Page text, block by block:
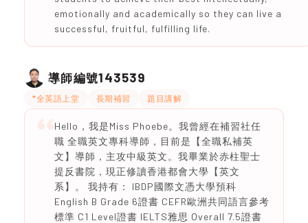
emotionally and academically so they can live a
successful, fruitful, fulfilling life.
導師編號143539
*全英語上堂 長期補習 題目講解
Hello，我是Miss Phoebe。我曾經在補習社任
職 全職英文專科導師，目前是【全職私補英
文】導師，主攻中級英文。我畢業於赤柱聖士
提反書院，現正修讀香港都會大學【英文
系】。 我持有： IBDP國際文憑大學預科
English B Grade 6證書 CEFR歐洲共同語言參考
標準 C1 Level證書 IELTS雅思 Overall 7.5證書